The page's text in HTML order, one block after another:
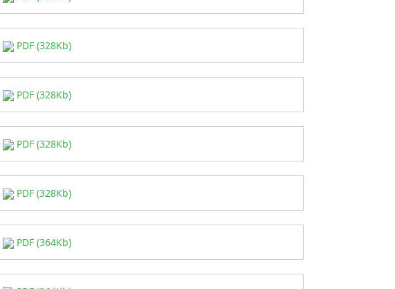
PDF (328Kb)
PDF (328Kb)
PDF (328Kb)
PDF (328Kb)
PDF (364Kb)